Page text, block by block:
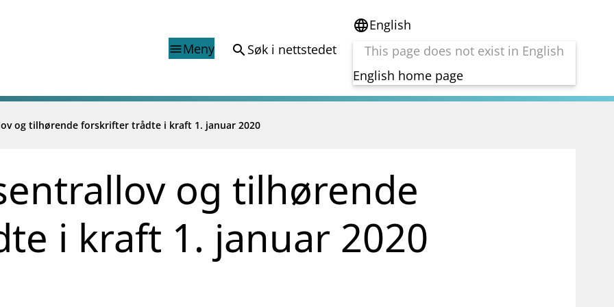
menuMeny search Søk i nettstedet
languageEnglish
This page does not exist in English
English home page
og vedtak
og analysar
Finanstilsynets registre
Shortsalgregisteret (SSR)
Tredjelandsrevisorregister
Folkefinansiering
Kryptoeiendelsloven (MiCA)
Alle tema
og tilhørende forskrifter trådte i kraft 1. januar 2020
og tilhørende
i kraft 1. januar 2020